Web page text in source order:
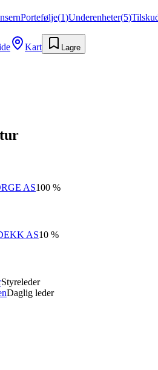
Portefølje(1)Underenheter(5)
Kart Lagre
AS100 %
AS10 %
Styreleder
Daglig leder